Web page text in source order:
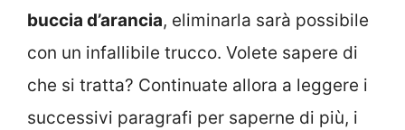
buccia d’arancia, eliminarla sarà possibile
con un infallibile trucco. Volete sapere di
che si tratta? Continuate allora a leggere i
successivi paragrafi per saperne di più, i